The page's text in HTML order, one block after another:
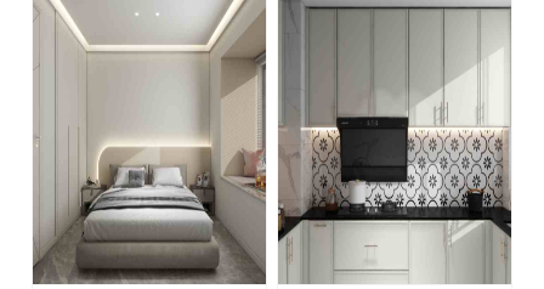
师
资
队
新
闻
动
态
设
计
单
实
训
环
境
学
员
风